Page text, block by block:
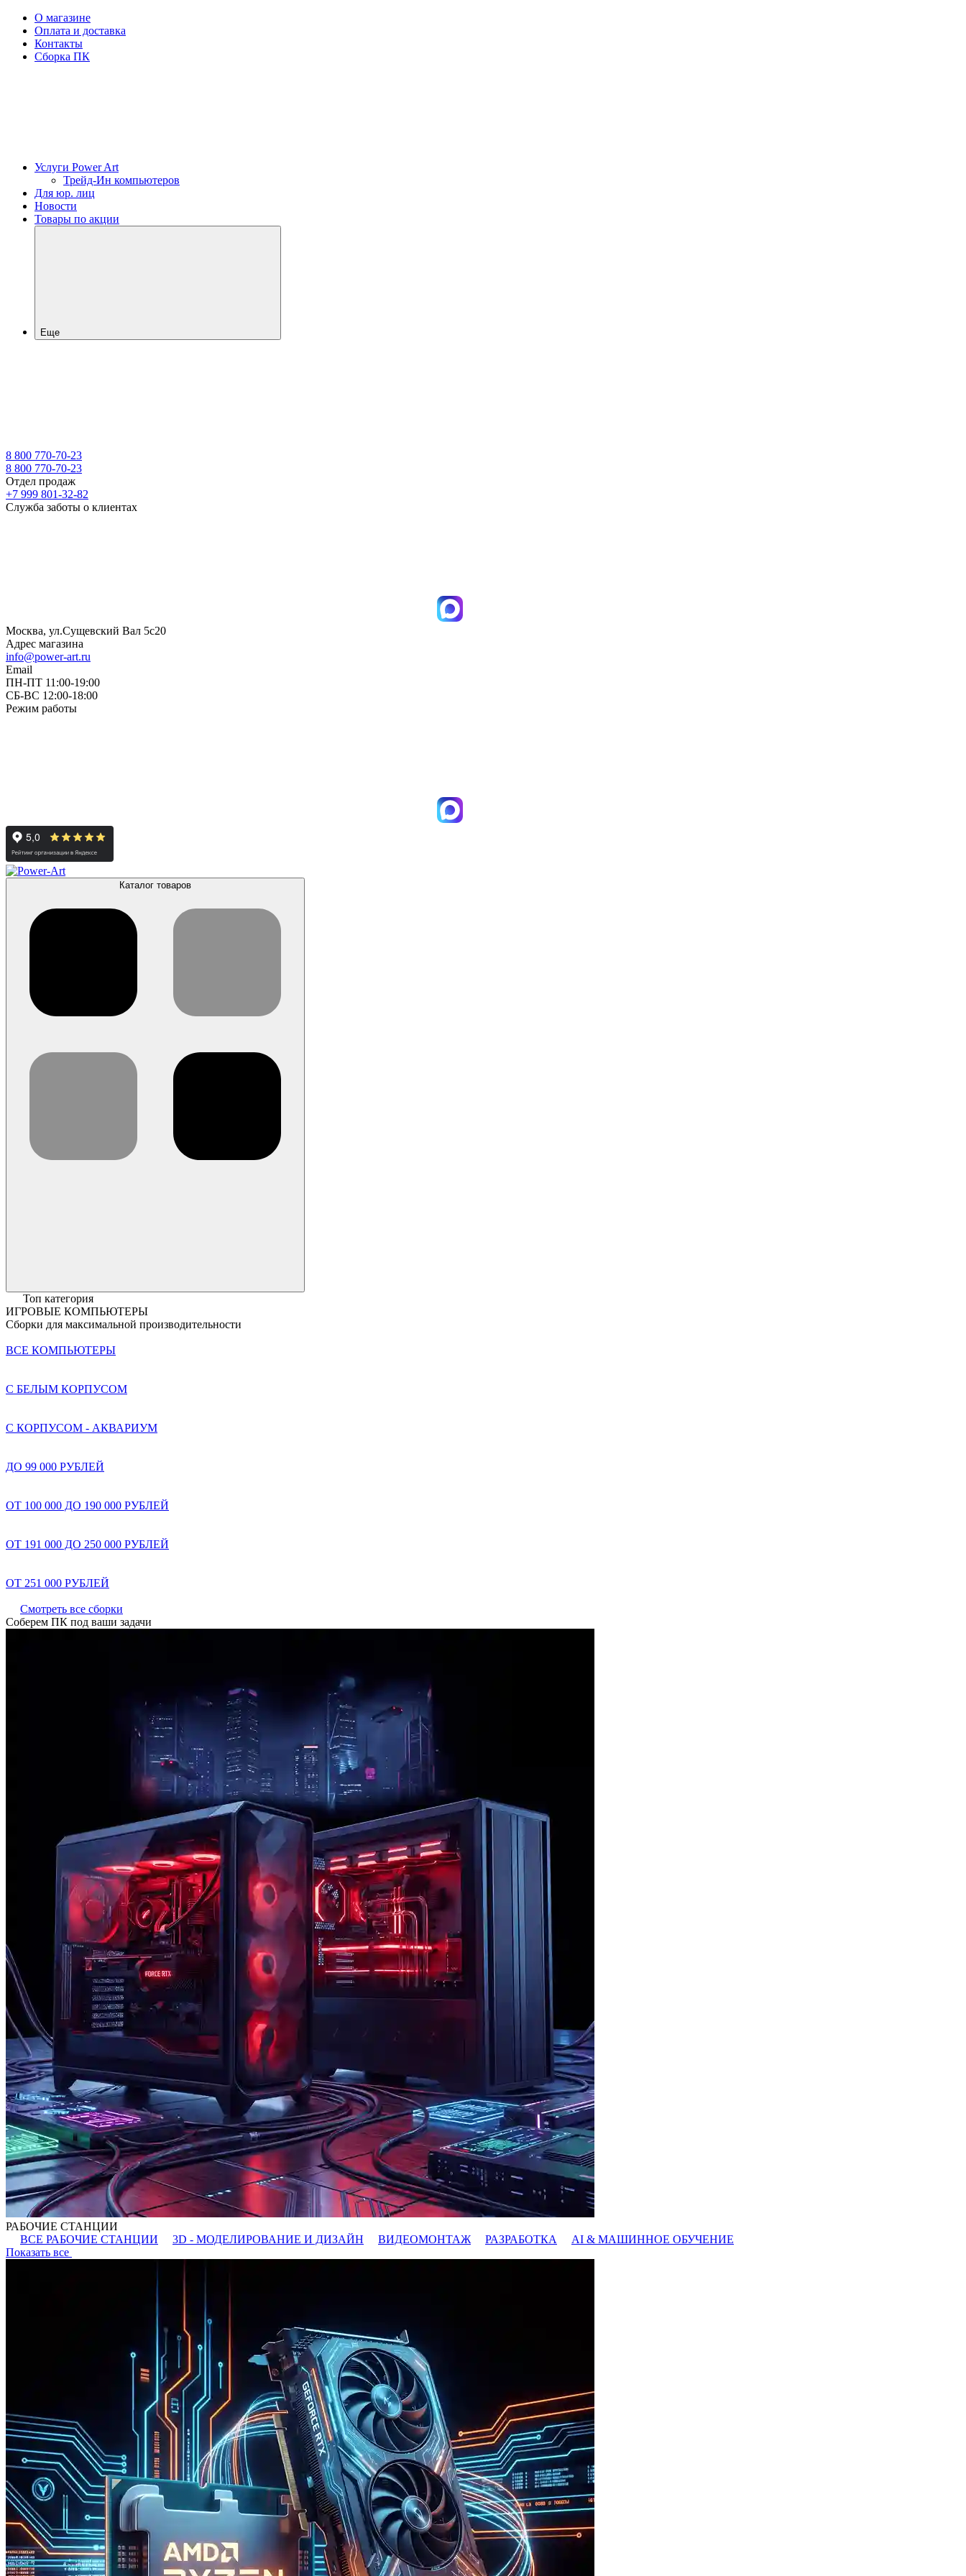
О магазине
Оплата и доставка
Контакты
Сборка ПК
Услуги Power Art
Трейд-Ин компьютеров
Для юр. лиц
Новости
Товары по акции
Еще
8 800 770-70-23
8 800 770-70-23
Отдел продаж
+7 999 801-32-82
Служба заботы о клиентах
Москва, ул.Сущевский Вал 5с20
Адрес магазина
info@power-art.ru
Email
ПН-ПТ 11:00-19:00
СБ-ВС 12:00-18:00
Режим работы
Каталог товаров
Топ категория
ИГРОВЫЕ КОМПЬЮТЕРЫ
Сборки для максимальной производительности
ВСЕ КОМПЬЮТЕРЫ
С БЕЛЫМ КОРПУСОМ
С КОРПУСОМ - АКВАРИУМ
ДО 99 000 РУБЛЕЙ
ОТ 100 000 ДО 190 000 РУБЛЕЙ
ОТ 191 000 ДО 250 000 РУБЛЕЙ
ОТ 251 000 РУБЛЕЙ
Смотреть все сборки
Соберем ПК под ваши задачи
РАБОЧИЕ СТАНЦИИ
ВСЕ РАБОЧИЕ СТАНЦИИ
3D - МОДЕЛИРОВАНИЕ И ДИЗАЙН ВИДЕОМОНТАЖ РАЗРАБОТКА
AI & МАШИННОЕ ОБУЧЕНИЕ
Показать все